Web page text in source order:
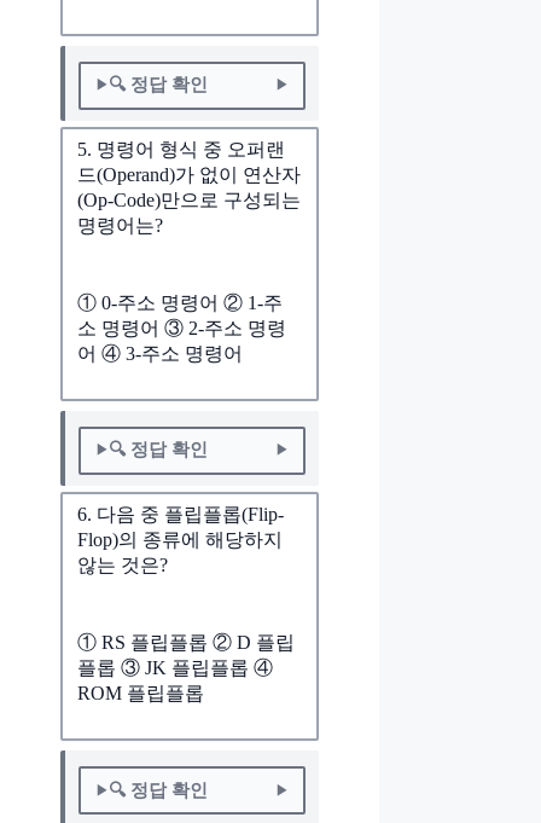
🔍 정답 확인
5. 명령어 형식 중 오퍼랜
드(Operand)가 없이 연산자
(Op-Code)만으로 구성되는
명령어는?
① 0-주소 명령어 ② 1-주
소 명령어 ③ 2-주소 명령
어 ④ 3-주소 명령어
🔍 정답 확인
6. 다음 중 플립플롭(Flip-
Flop)의 종류에 해당하지
않는 것은?
① RS 플립플롭 ② D 플립
플롭 ③ JK 플립플롭 ④
ROM 플립플롭
🔍 정답 확인